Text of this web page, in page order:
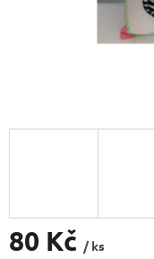
80 Kč / ks